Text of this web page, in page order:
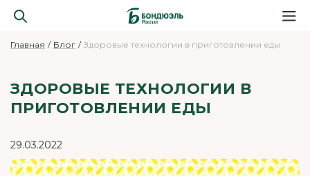
Главная Блог Здоровые технологии в приготовлении еды
ЗДОРОВЫЕ ТЕХНОЛОГИИ В
ПРИГОТОВЛЕНИИ ЕДЫ
29.03.2022